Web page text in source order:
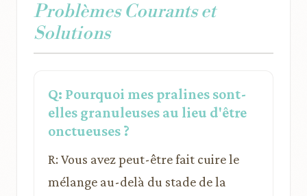
Problèmes Courants et
Solutions
Q: Pourquoi mes pralines sont-
elles granuleuses au lieu d'être
onctueuses ?
R: Vous avez peut-être fait cuire le
mélange au-delà du stade de la